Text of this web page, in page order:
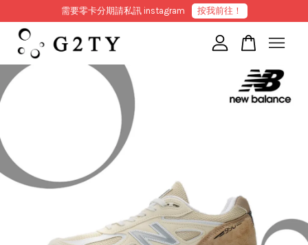
需要零卡分期請私訊 instagram 按我前往！
您的購物車目前還是空的。